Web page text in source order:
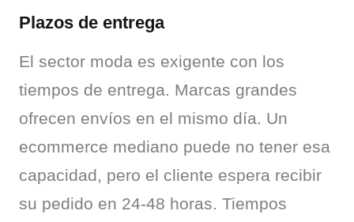
Plazos de entrega
El sector moda es exigente con los
tiempos de entrega. Marcas grandes
ofrecen envíos en el mismo día. Un
ecommerce mediano puede no tener esa
capacidad, pero el cliente espera recibir
su pedido en 24-48 horas. Tiempos